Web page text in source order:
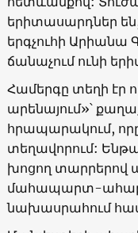
երիտասարդներ են,
երգչուհի Արիանա
ճանաչում ունի
Համերգը տեղի էր
արենայում»՝
հրապարակում,
տեղավորում:
խոցող տարրերով
մահապարտ-
նախասրահում